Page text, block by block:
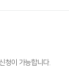
청이 가능합니다.